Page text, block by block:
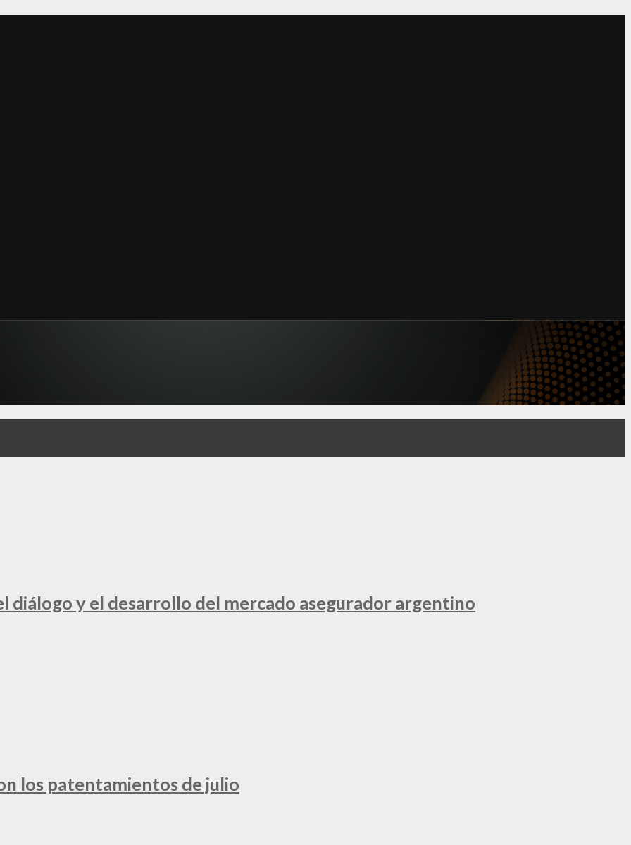
diálogo y el desarrollo del mercado asegurador argentino
los patentamientos de julio